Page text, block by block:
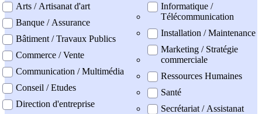
Arts / Artisanat d'art
Banque / Assurance
Bâtiment / Travaux Publics
Commerce / Vente
Communication / Multimédia
Conseil / Etudes
Direction d'entreprise
Informatique /
Télécommunication
Installation / Maintenance
Marketing / Stratégie
commerciale
Ressources Humaines
Santé
Secrétariat / Assistanat